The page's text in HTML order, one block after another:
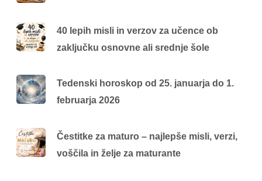
40 lepih misli in verzov za učence ob
zaključku osnovne ali srednje šole
Tedenski horoskop od 25. januarja do 1.
februarja 2026
Čestitke za maturo – najlepše misli, verzi,
voščila in želje za maturante